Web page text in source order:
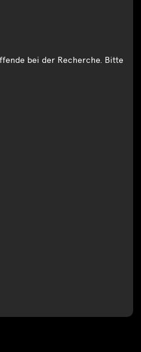
bei der Recherche. Bitte